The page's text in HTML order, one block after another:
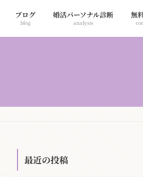
ブログ
blog
婚活パーソナル診断
analysis
無
最近の投稿